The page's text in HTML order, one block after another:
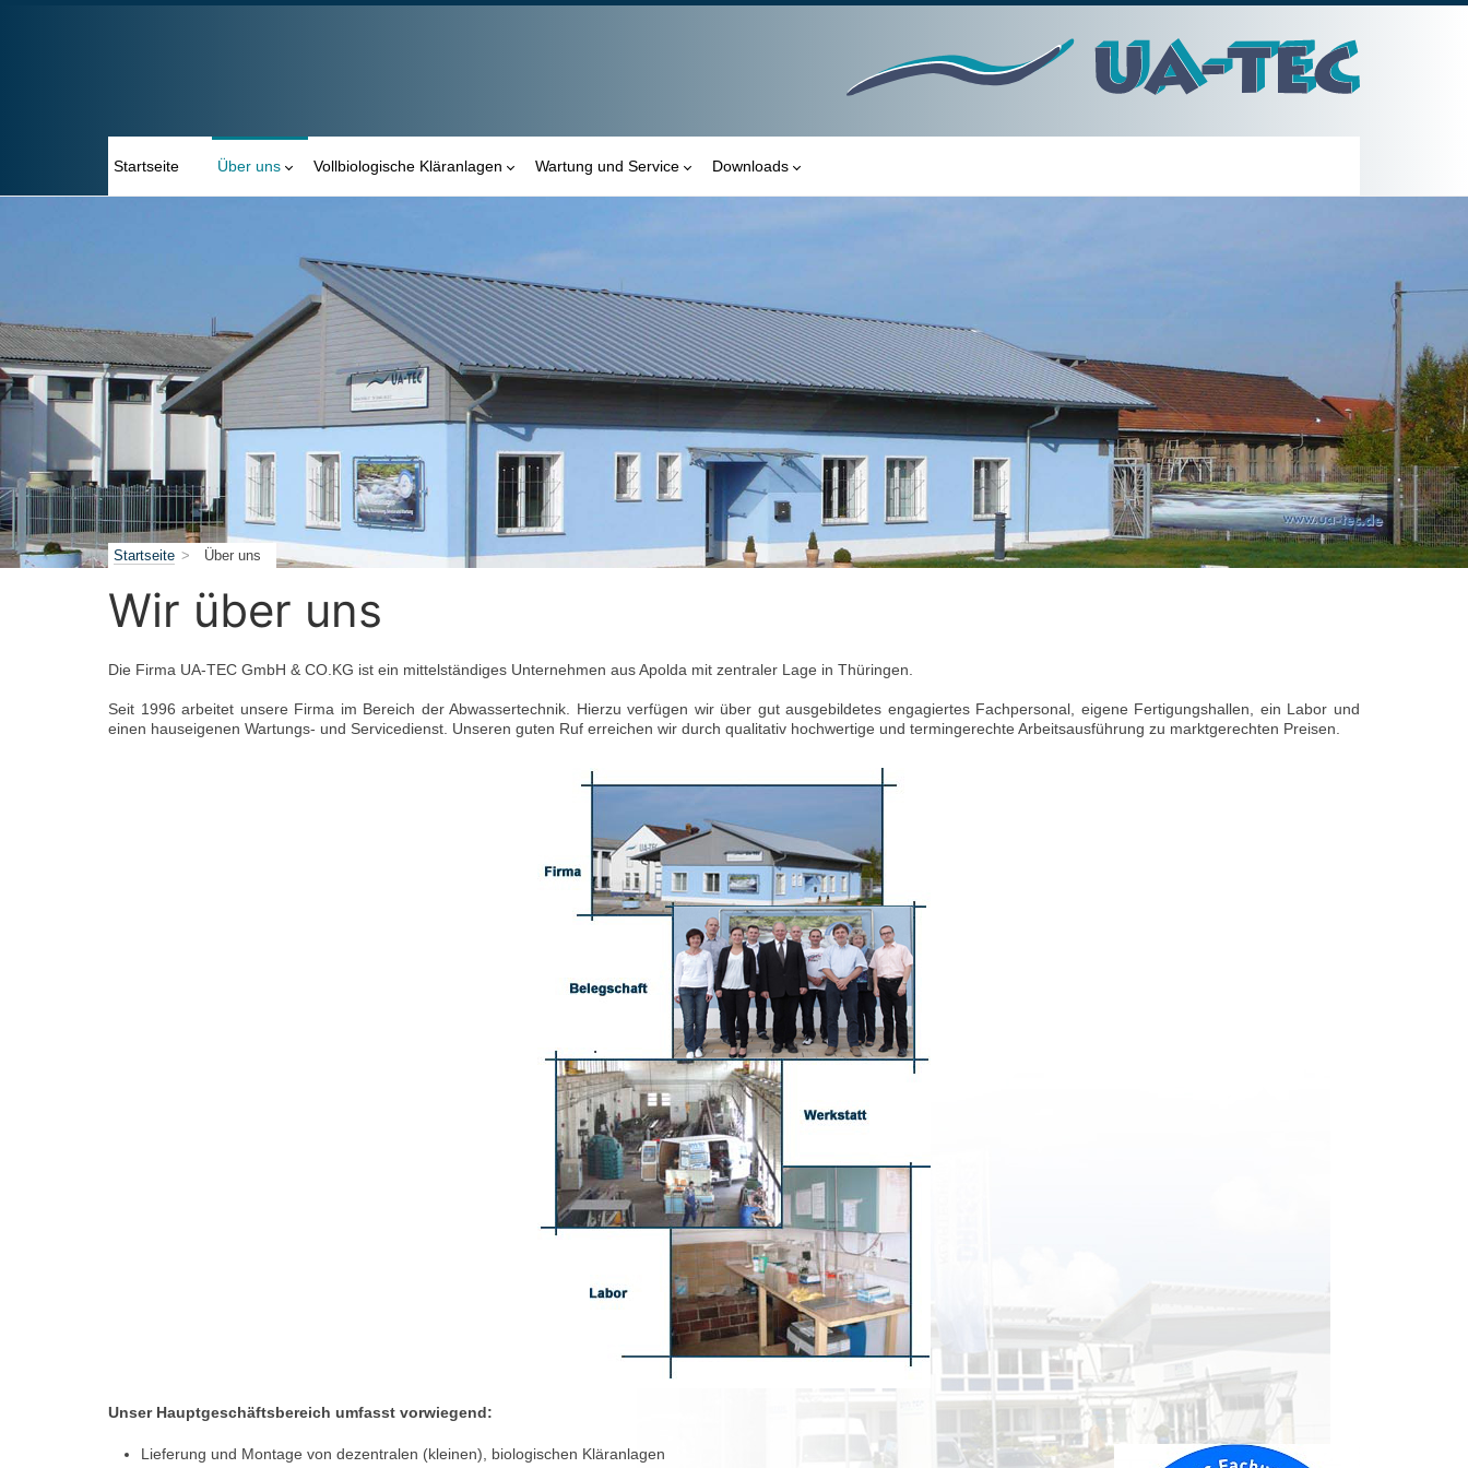
Startseite Über uns Vollbiologische Kläranlagen Wartung und Service Downloads
Startseite Über uns
Wir über uns
Die Firma UA-TEC GmbH & CO.KG ist ein mittelständiges Unternehmen aus Apolda mit zentraler Lage in Thüringen.
Seit 1996 arbeitet unsere Firma im Bereich der Abwassertechnik. Hierzu verfügen wir über gut ausgebildetes engagiertes Fachpersonal, eigene Fertigungshallen, ein Labor und
einen hauseigenen Wartungs- und Servicedienst. Unseren guten Ruf erreichen wir durch qualitativ hochwertige und termingerechte Arbeitsausführung zu marktgerechten Preisen.
Unser Hauptgeschäftsbereich umfasst vorwiegend:
Lieferung und Montage von dezentralen (kleinen), biologischen Kläranlagen